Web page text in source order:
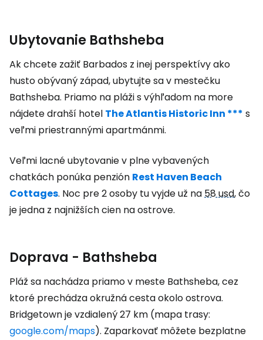
Ubytovanie Bathsheba
Ak chcete zažiť Barbados z inej perspektívy ako
husto obývaný západ, ubytujte sa v mestečku
Bathsheba. Priamo na pláži s výhľadom na more
nájdete drahší hotel The Atlantis Historic Inn *** s
veľmi priestrannými apartmánmi.
Veľmi lacné ubytovanie v plne vybavených
chatkách ponúka penzión Rest Haven Beach
Cottages. Noc pre 2 osoby tu vyjde už na58 usd, čo
je jedna z najnižších cien na ostrove.
Doprava - Bathsheba
Pláž sa nachádza priamo v meste Bathsheba, cez
ktoré prechádza okružná cesta okolo ostrova.
Bridgetown je vzdialený 27 km (mapa trasy:
google.com/maps). Zaparkovať môžete bezplatne